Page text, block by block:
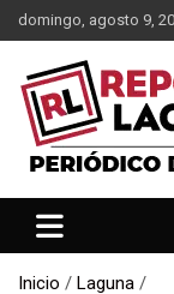
Saltar
al
contenido
domingo, agosto 9,
Reporte
Inicio
Laguna